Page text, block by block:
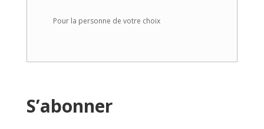
Pour la personne de votre choix
S’abonner